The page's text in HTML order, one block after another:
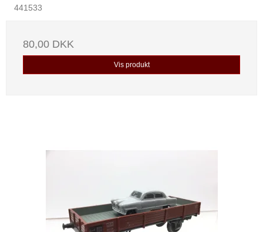
441533
80,00 DKK
Vis produkt